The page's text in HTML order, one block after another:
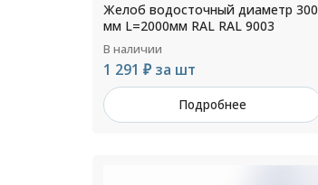
Желоб водосточный диаметр 300
мм L=2000мм RAL RAL 9003
В наличии
1 291 ₽ за шт
Подробнее